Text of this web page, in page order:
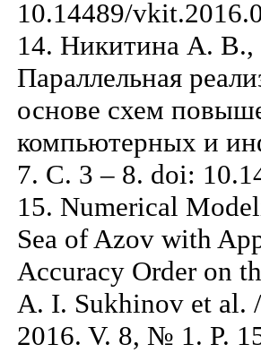
10.14489/
14. Никитина А.
Параллельная
основе схем
компьютерных и
7. С. 3 – 8. doi:
15. Numerical
Sea of Azov with
Accuracy Order on
A. I. Sukhinov et al.
2016. V. 8, № 1. P.